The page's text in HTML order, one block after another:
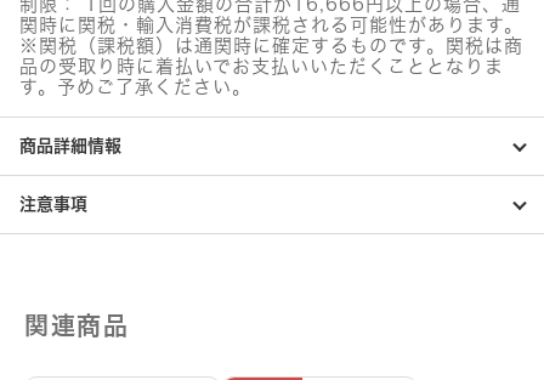
制限： 1回の購入金額の合計が16,666円以上の場合、通
関時に関税・輸入消費税が課税される可能性があります。
※関税（課税額）は通関時に確定するものです。関税は商
品の受取り時に着払いでお支払いいただくこととなりま
す。予めご了承ください。
商品詳細情報
注意事項
関連商品